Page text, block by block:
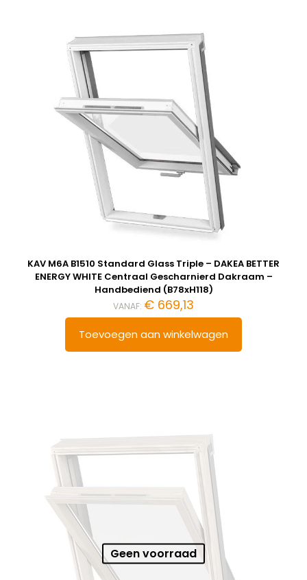
KAV M6A B1510 Standard Glass Triple – DAKEA BETTER
ENERGY WHITE Centraal Gescharnierd Dakraam –
Handbediend (B78xH118)
VANAF: € 669,13
Toevoegen aan winkelwagen
Geen voorraad